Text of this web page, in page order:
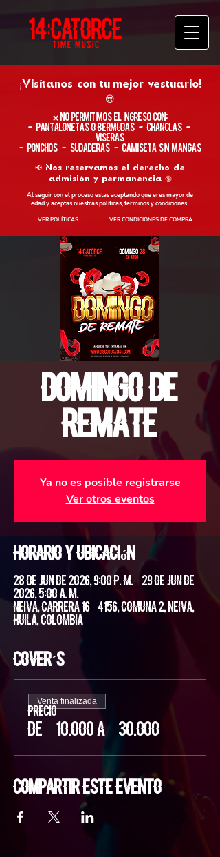
¡Visítanos con tu mejor vestuario!
😎
​❌ No permitimos el ingreso con:
- Pantalonetas o Bermudas - Chanclas -
Viseras
- Ponchos - Sudaderas - Camiseta sin Mangas
📢 Nos reservamos el derecho de
admisión y permanencia 🔞
Al seguir con el proceso estas aceptando que eres mayor de
edad y aceptas nuestras políticas, terminos y condiciones.
VER POLÍTICAS VER CONDICIONES DE COMPRA
Domingo De
Remate
Ya no es posible registrarse
Ver otros eventos
Horario y ubicación
28 de jun de 2026, 9:00 p. m. – 29 de jun de
2026, 5:00 a. m.
Neiva, Carrera 16 #4156, Comuna 2, Neiva,
Huila, Colombia
Cover´s
Precio
De $ 10.000 a $ 30.000
Venta finalizada
Compartir este evento